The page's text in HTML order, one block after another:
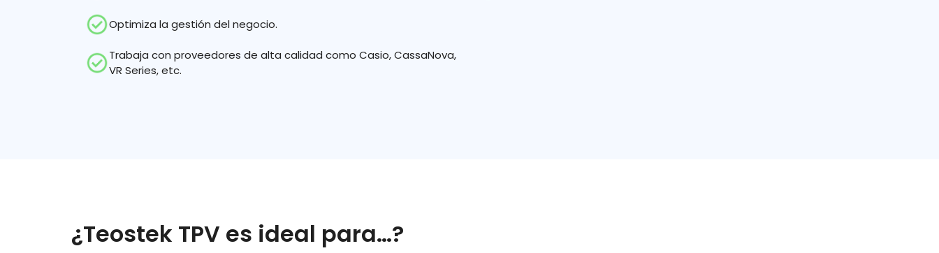
Optimiza la gestión del negocio.
Trabaja con proveedores de alta calidad como Casio, CassaNova,
VR Series, etc.
¿Teostek TPV es ideal para…?